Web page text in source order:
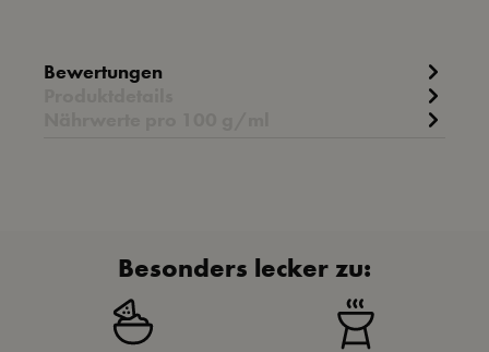
Bewertungen
Besonders lecker zu: